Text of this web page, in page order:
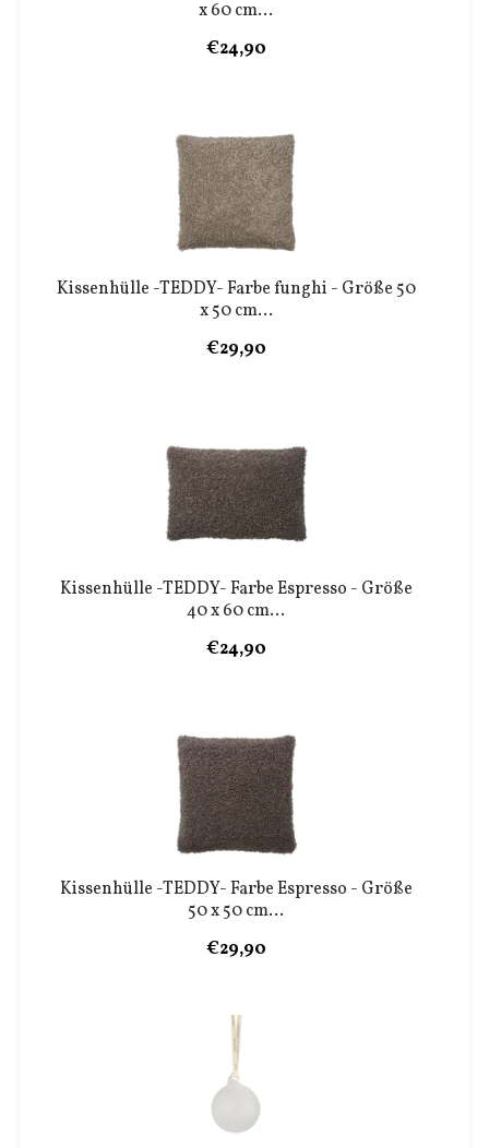
x 60 cm...
€24,90
Kissenhülle -TEDDY- Farbe funghi - Größe 50
x 50 cm...
€29,90
Kissenhülle -TEDDY- Farbe Espresso - Größe
40 x 60 cm...
€24,90
Kissenhülle -TEDDY- Farbe Espresso - Größe
50 x 50 cm...
€29,90